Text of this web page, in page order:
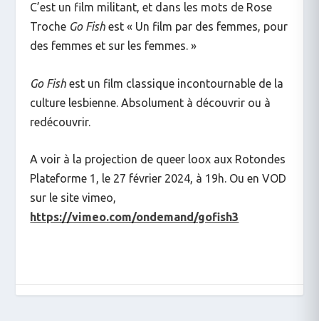
C’est un film militant, et dans les mots de Rose
Troche Go Fish est « Un film par des femmes, pour
des femmes et sur les femmes. »
Go Fish est un film classique incontournable de la
culture lesbienne. Absolument à découvrir ou à
redécouvrir.
A voir à la projection de queer loox aux Rotondes
Plateforme 1, le 27 février 2024, à 19h. Ou en VOD
sur le site vimeo,
https://vimeo.com/ondemand/gofish3